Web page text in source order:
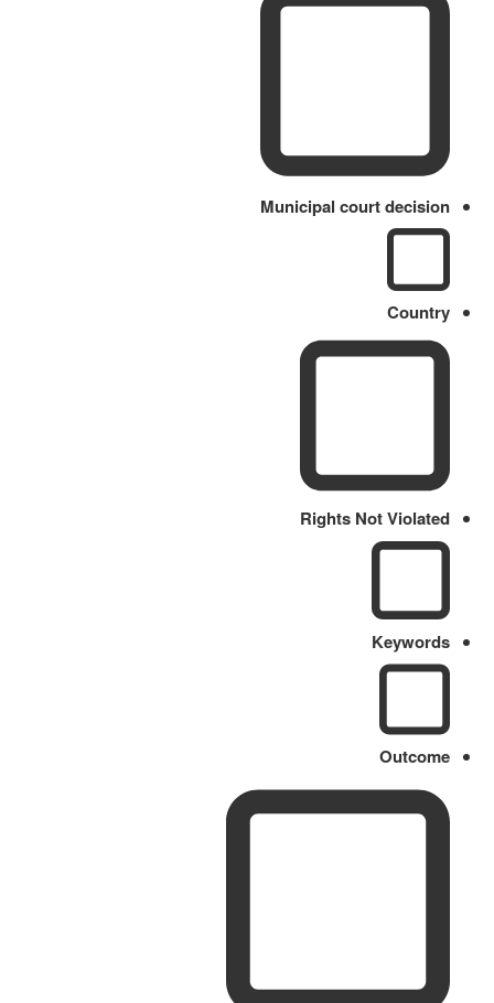
Municipal court decision
Country
Rights Not Violated
Keywords
Outcome